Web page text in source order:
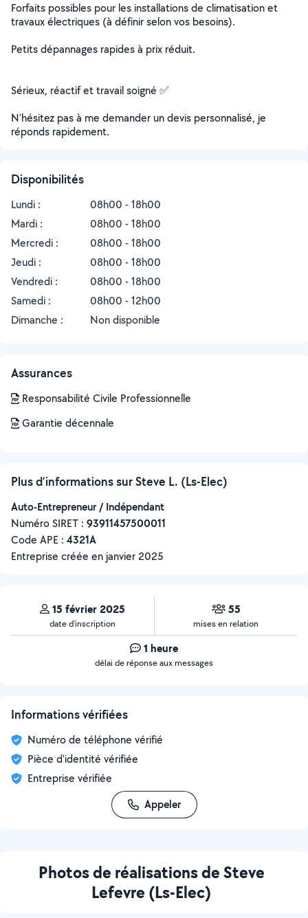
Forfaits possibles pour les installations de climatisation et
travaux électriques (à définir selon vos besoins).
Petits dépannages rapides à prix réduit.
Sérieux, réactif et travail soigné ✅
N’hésitez pas à me demander un devis personnalisé, je
réponds rapidement.
Disponibilités
Lundi :
08h00 - 18h00
Mardi :
08h00 - 18h00
Mercredi :
08h00 - 18h00
Jeudi :
08h00 - 18h00
Vendredi :
08h00 - 18h00
Samedi :
08h00 - 12h00
Dimanche :
Non disponible
Assurances
Responsabilité Civile Professionnelle
Garantie décennale
Plus d’informations sur Steve L. (Ls-Elec)
Auto-Entrepreneur / Indépendant
Numéro SIRET : ‍93911457500011
Code APE : 4321A
Entreprise créée en janvier 2025
15 février 2025
date d’inscription
55
mises en relation
1 heure
délai de réponse aux messages
Informations vérifiées
Numéro de téléphone vérifié
Pièce d'identité vérifiée
Entreprise vérifiée
Appeler
Photos de réalisations de Steve
Lefevre (Ls-Elec)